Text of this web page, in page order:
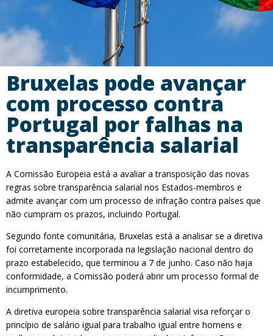
Bruxelas pode avançar
com processo contra
Portugal por falhas na
transparência salarial
A Comissão Europeia está a avaliar a transposição das novas
regras sobre transparência salarial nos Estados-membros e
admite avançar com um processo de infração contra países que
não cumpram os prazos, incluindo Portugal.
Segundo fonte comunitária, Bruxelas está a analisar se a diretiva
foi corretamente incorporada na legislação nacional dentro do
prazo estabelecido, que terminou a 7 de junho. Caso não haja
conformidade, a Comissão poderá abrir um processo formal de
incumprimento.
A diretiva europeia sobre transparência salarial visa reforçar o
princípio de salário igual para trabalho igual entre homens e